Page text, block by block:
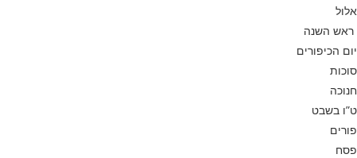
אלול
ראש השנה
יום הכיפורים
סוכות
חנוכה
ט”ו בשבט
פורים
פסח